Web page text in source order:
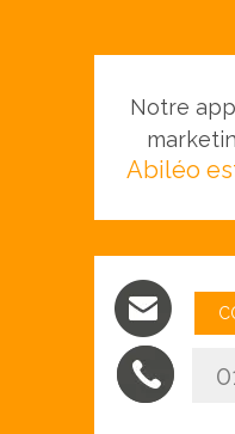
Notre
Abiléo